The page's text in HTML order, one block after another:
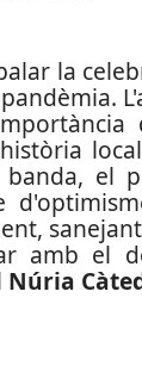
la
banda, el
amb el
Núria